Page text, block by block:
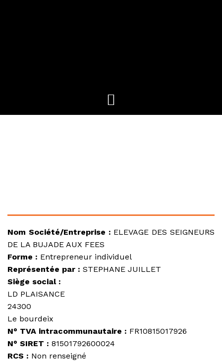
Nom Société/Entreprise : ELEVAGE DES SEIGNEURS
DE LA BUJADE AUX FEES
Forme : Entrepreneur individuel
Représentée par : STEPHANE JUILLET
Siège social :
LD PLAISANCE
24300
Le bourdeix
N° TVA intracommunautaire : FR10815017926
N° SIRET : 81501792600024
RCS : Non renseigné